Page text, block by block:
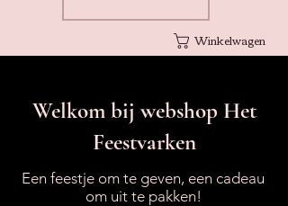
Winkelwagen
Welkom bij webshop Het
Feestvarken
Een feestje om te geven, een cadeau
om uit te pakken!